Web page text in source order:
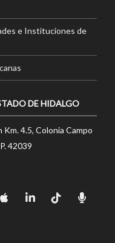
e Instituciones de
DE HIDALGO
4.5, Colonia Campo
42039